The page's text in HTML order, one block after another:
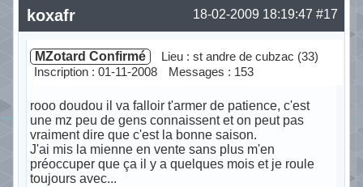
Hors ligne #17
18-02-2009 18:19:47
koxafr
MZotard Confirmé
Lieu : st andre de cubzac (33)
Inscription : 01-11-2008
Messages : 153
rooo doudou il va falloir t'armer de patience, c'est
une mz peu de gens connaissent et on peut pas
vraiment dire que c'est la bonne saison.
J'ai mis la mienne en vente sans plus m'en
préoccuper que ça il y a quelques mois et je roule
toujours avec...